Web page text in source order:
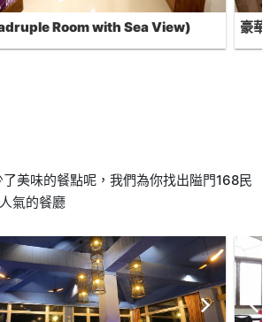
Room with Sea View)
豪華
美味的餐點呢，我們為你找出隘門168民
氣的餐廳